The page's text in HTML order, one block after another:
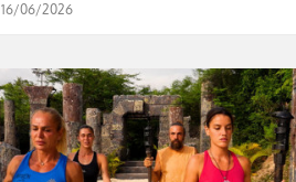
16/06/2026